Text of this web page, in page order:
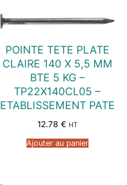
POINTE TETE PLATE
CLAIRE 140 X 5,5 MM
BTE 5 KG –
TP22X140CL05 –
ETABLISSEMENT PATE
12.78 € HT
Ajouter au panier